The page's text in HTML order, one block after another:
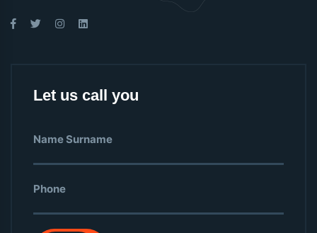
Let us call you